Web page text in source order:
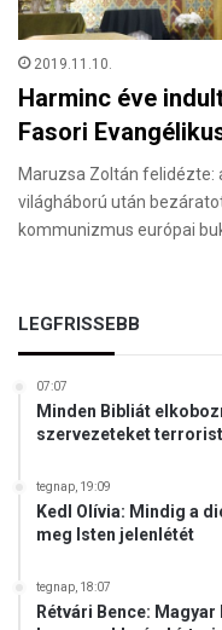
2019.11.10.
Harminc éve
Fasori
Maruzsa Zoltán felidézte:
világháború után
kommunizmus európai
LEGFRISSEBB
07:07
Minden Bibliát
szervezeteket
tegnap, 19:09
Kedl Olívia: Mindig a
meg Isten jelenlétét
tegnap, 18:07
Rétvári Bence: